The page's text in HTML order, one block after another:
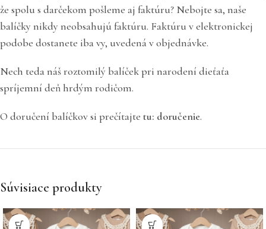
že spolu s darčekom pošleme aj faktúru? Nebojte sa, naše
balíčky nikdy neobsahujú faktúru. Faktúru v elektronickej
podobe dostanete iba vy, uvedená v objednávke.
Nech teda náš roztomilý balíček pri narodení dieťaťa
spríjemní deň hrdým rodičom.
O doručení balíčkov si prečítajte tu: doručenie.
Súvisiace produkty